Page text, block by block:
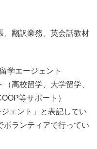
、翻訳業務、英会話教材
学エージェント
高校留学、大学留学、
等サポート）
ェント」と表記してい
ボランティアで行ってい